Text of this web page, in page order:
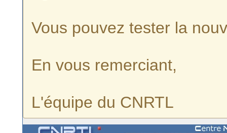
Vous pouvez tester la
En vous remerciant,
L'équipe du CNRTL